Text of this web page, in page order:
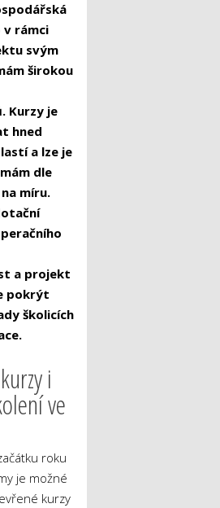
v rámci
svým
širokou
Kurzy je
hned
a lze je
dle
míru.
a projekt
pokrýt
školicích
i
ve
roku
je možné
kurzy